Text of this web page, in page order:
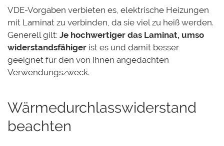
VDE-Vorgaben verbieten es, elektrische Heizungen
mit Laminat zu verbinden, da sie viel zu heiß werden.
Generell gilt: Je hochwertiger das Laminat, umso
widerstandsfähiger ist es und damit besser
geeignet für den von Ihnen angedachten
Verwendungszweck.
Wärmedurchlasswiderstand
beachten